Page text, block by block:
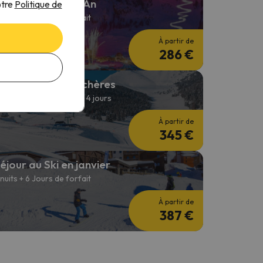
Ski Nouvel An
nuits + 2 Jours de forfait
À partir de
286 €
de ski pas chères
nuits + forfait de ski de 4 jours
À partir de
345 €
au Ski en janvier
+ 6 Jours de forfait
À partir de
387 €
Politique de